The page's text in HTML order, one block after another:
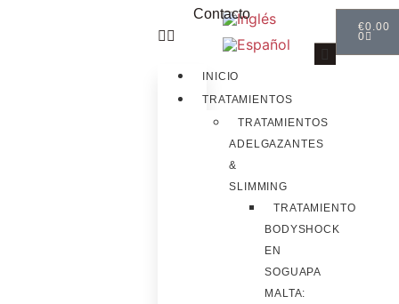
Contacto
INICIO
TRATAMIENTOS
TRATAMIENTOS
ADELGAZANTES
&
SLIMMING
TRATAMIENTO
BODYSHOCK
EN
SOGUAPA
MALTA:
€0.00
0